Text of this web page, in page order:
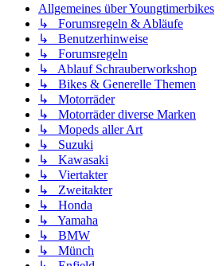
Allgemeines über Youngtimerbikes
↳ Forumsregeln & Abläufe
↳ Benutzerhinweise
↳ Forumsregeln
↳ Ablauf Schrauberworkshop
↳ Bikes & Generelle Themen
↳ Motorräder
↳ Motorräder diverse Marken
↳ Mopeds aller Art
↳ Suzuki
↳ Kawasaki
↳ Viertakter
↳ Zweitakter
↳ Honda
↳ Yamaha
↳ BMW
↳ Münch